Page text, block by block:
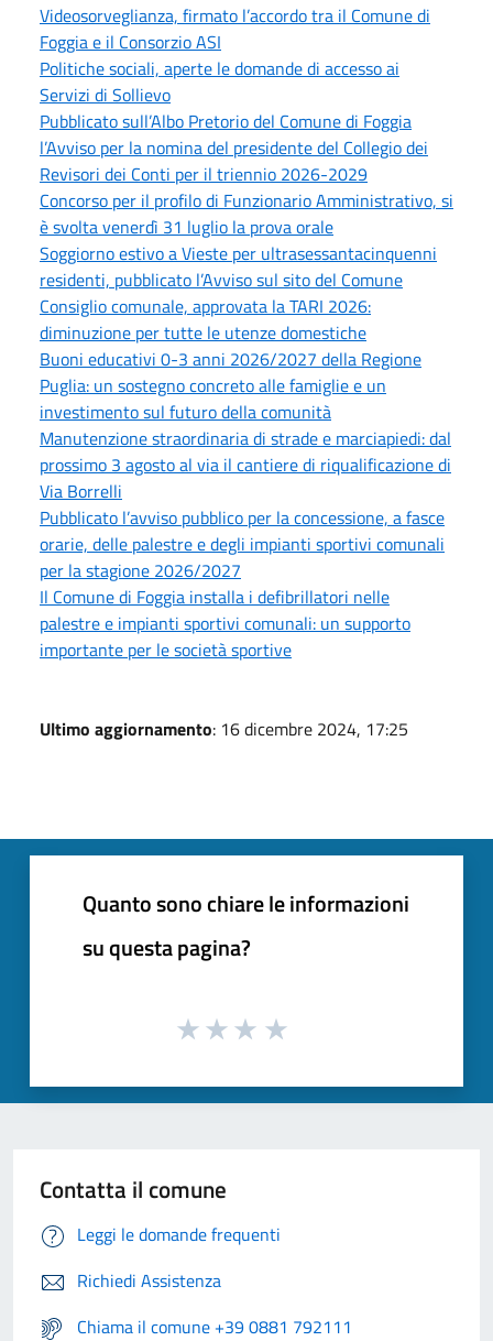
Videosorveglianza, firmato l’accordo tra il Comune di
Foggia e il Consorzio ASI
Politiche sociali, aperte le domande di accesso ai
Servizi di Sollievo
Pubblicato sull’Albo Pretorio del Comune di Foggia
l’Avviso per la nomina del presidente del Collegio dei
Revisori dei Conti per il triennio 2026-2029
Concorso per il profilo di Funzionario Amministrativo, si
è svolta venerdì 31 luglio la prova orale
Soggiorno estivo a Vieste per ultrasessantacinquenni
residenti, pubblicato l’Avviso sul sito del Comune
Consiglio comunale, approvata la TARI 2026:
diminuzione per tutte le utenze domestiche
Buoni educativi 0-3 anni 2026/2027 della Regione
Puglia: un sostegno concreto alle famiglie e un
investimento sul futuro della comunità
Manutenzione straordinaria di strade e marciapiedi: dal
prossimo 3 agosto al via il cantiere di riqualificazione di
Via Borrelli
Pubblicato l’avviso pubblico per la concessione, a fasce
orarie, delle palestre e degli impianti sportivi comunali
per la stagione 2026/2027
Il Comune di Foggia installa i defibrillatori nelle
palestre e impianti sportivi comunali: un supporto
importante per le società sportive
Ultimo aggiornamento: 16 dicembre 2024, 17:25
Quanto sono chiare le informazioni
su questa pagina?
Contatta il comune
Leggi le domande frequenti
Richiedi Assistenza
Chiama il comune +39 0881 792111